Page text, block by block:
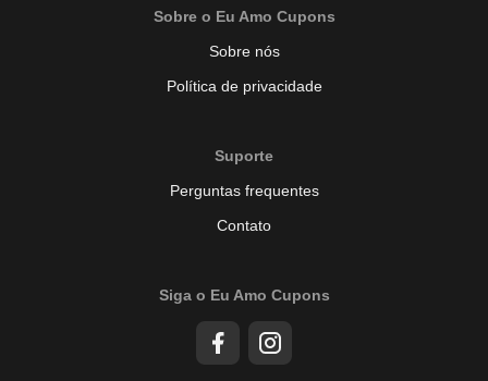
Sobre o Eu Amo Cupons
Sobre nós
Política de privacidade
Suporte
Perguntas frequentes
Contato
Siga o Eu Amo Cupons